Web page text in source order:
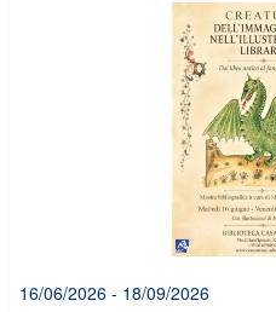
16/06/2026 - 18/09/2026